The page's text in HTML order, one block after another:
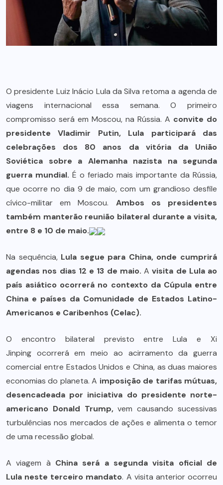
O presidente Luiz Inácio Lula da Silva retoma a agenda de
viagens internacional essa semana. O primeiro
compromisso será em Moscou, na Rússia. A convite do
presidente Vladimir Putin, Lula participará das
celebrações dos 80 anos da vitória da União
Soviética sobre a Alemanha nazista na segunda
guerra mundial. É o feriado mais importante da Rússia,
que ocorre no dia 9 de maio, com um grandioso desfile
cívico-militar em Moscou. Ambos os presidentes
também manterão reunião bilateral durante a visita,
entre 8 e 10 de maio.
Na sequência, Lula segue para China, onde cumprirá
agendas nos dias 12 e 13 de maio. Avisita de Lula ao
país asiático ocorrerá no contexto da Cúpula entre
China e países da Comunidade de Estados Latino-
Americanos e Caribenhos (Celac).
O encontro bilateral previsto entre Lula e Xi
Jinping ocorrerá em meio ao acirramento da guerra
comercial entre Estados Unidos e China, as duas maiores
economias do planeta. A imposição de tarifas mútuas,
desencadeada por iniciativa do presidente norte-
americano Donald Trump,vem causando sucessivas
turbulências nos mercados de ações e alimenta o temor
de uma recessão global.
A viagem à China será a segunda visita oficial de
Lula neste terceiro mandato. A visita anterior ocorreu